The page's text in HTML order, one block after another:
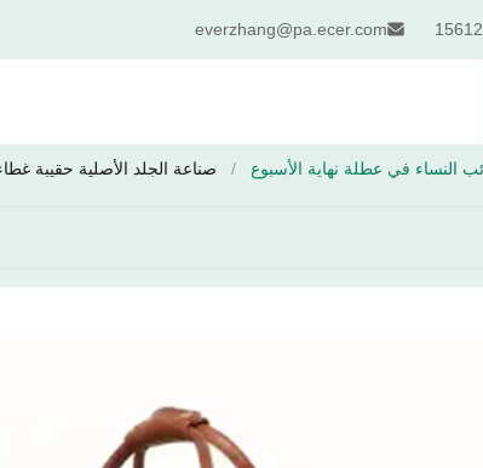
everzhang@pa.ecer.com
النساء في عطلة نهاية الأسبوع / صناعة الجلد الأصلية حقيبة